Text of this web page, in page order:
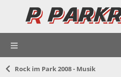
Rock im Park 2008 - Musik